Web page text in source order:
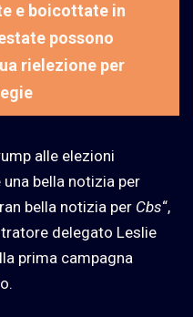
e boicottate in
possono
rielezione per
alle elezioni
una bella notizia per
bella notizia per Cbs“,
delegato Leslie
prima campagna